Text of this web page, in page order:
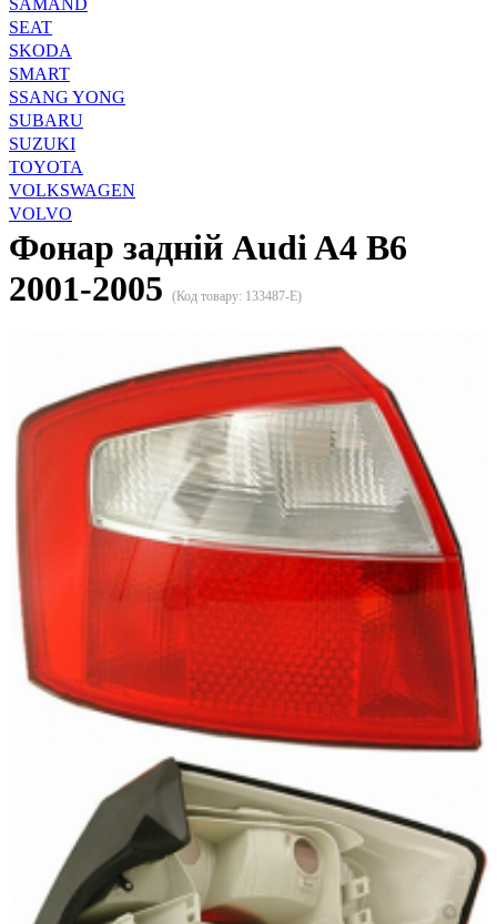
SEAT
SKODA
SMART
SSANG YONG
SUBARU
SUZUKI
TOYOTA
VOLKSWAGEN
VOLVO
Фонар задній Audi A4 B6
2001-2005
(Код товару: 133487-E)